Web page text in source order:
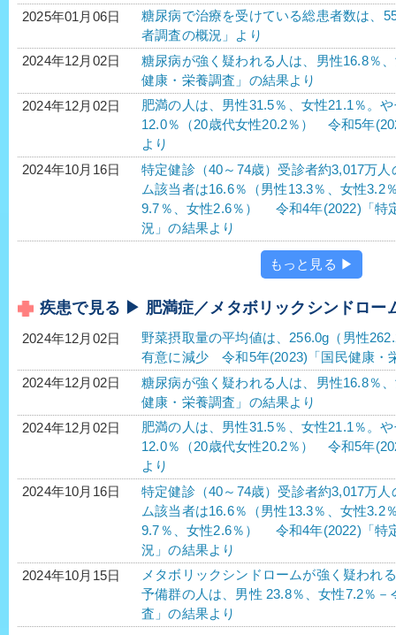
2025年01月06日
糖尿病で治療を受けている総患者数は
者調査の概況」より
2024年12月02日
糖尿病が強く疑われる人は、男性16.8％
健康・栄養調査」の結果より
2024年12月02日
肥満の人は、男性31.5％、女性21.1％。
12.0％（20歳代女性20.2％） 令和5年
より
2024年10月16日
特定健診（40～74歳）受診者約3,017万
ム該当者は16.6％（男性13.3％、女性3.2
9.7％、女性2.6％） 令和4年(2022)「特
況」の結果より
もっと見る ▶
疾患で見る ▶ 肥満症／メタボリックシンドロー
2024年12月02日
野菜摂取量の平均値は、256.0g（男性
有意に減少 令和5年(2023)「国民健康・
2024年12月02日
糖尿病が強く疑われる人は、男性16.8％
健康・栄養調査」の結果より
2024年12月02日
肥満の人は、男性31.5％、女性21.1％。
12.0％（20歳代女性20.2％） 令和5年
より
2024年10月16日
特定健診（40～74歳）受診者約3,017万
ム該当者は16.6％（男性13.3％、女性3.2
9.7％、女性2.6％） 令和4年(2022)「特
況」の結果より
2024年10月15日
メタボリックシンドロームが強く疑わ
予備群の人は、男性 23.8％、女性7.2％
査」の結果より